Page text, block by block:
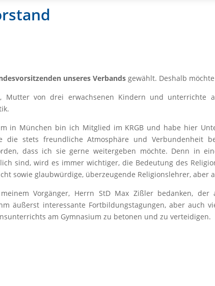
unseres Verbands gewählt. Deshalb
von drei erwachsenen Kindern und unterrichte
in München bin ich Mitglied im KRGB und habe hier
die stets freundliche Atmosphäre und Verbundenheit
dass ich sie gerne weitergeben möchte. Denn in
sind, wird es immer wichtiger, die Bedeutung des
sowie glaubwürdige, überzeugende Religionslehrer, aber
Vorgänger, Herrn StD Max Zißler bedanken,
äußerst interessante Fortbildungstagungen, aber auch
am Gymnasium zu betonen und zu verteidigen.